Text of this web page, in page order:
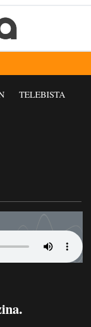
TELEBISTA